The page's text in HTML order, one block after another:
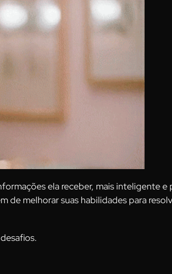
ela receber, mais inteligente e
de melhorar suas habilidades para